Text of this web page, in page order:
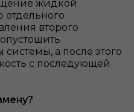
жидкой
отдельного
второго
а после этого
с последующей